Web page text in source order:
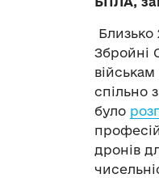
Близько
Збройні
спільно
було
дронів